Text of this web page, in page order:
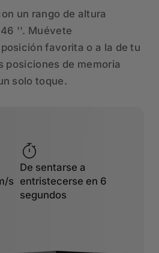
un rango de altura
''. Muévete
favorita o a la de tu
posiciones de memoria
solo toque.
s
De sentarse a
entristecerse en 6
segundos